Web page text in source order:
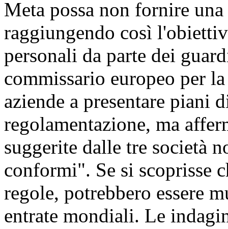
Meta possa non fornire
raggiungendo così
personali da parte dei
commissario europeo per
aziende a presentare piani
regolamentazione, ma
suggerite dalle tre società
conformi". Se si scoprisse
regole, potrebbero essere
entrate mondiali. Le